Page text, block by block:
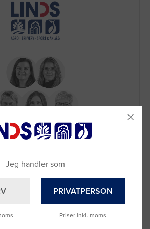
Brug for hjælp?
kontakte din lokale sælger
Jeg handler som
PRIVATPERSON
Priser inkl. moms